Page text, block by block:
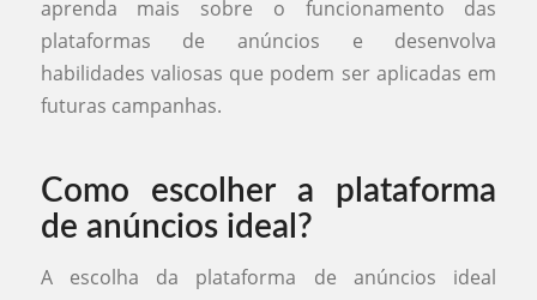
aprenda mais sobre o funcionamento das
plataformas de anúncios e desenvolva
habilidades valiosas que podem ser aplicadas em
futuras campanhas.
Como escolher a plataforma
de anúncios ideal?
A escolha da plataforma de anúncios ideal